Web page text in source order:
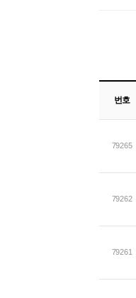
번호
79265
79262
79261